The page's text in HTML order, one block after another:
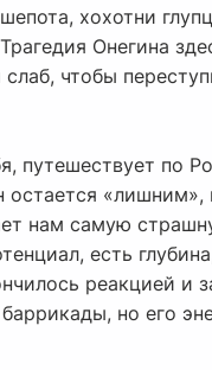
хохотни
Онегина
чтобы
путешествует по
остается «лишним»,
нам самую
есть
реакцией и
но его